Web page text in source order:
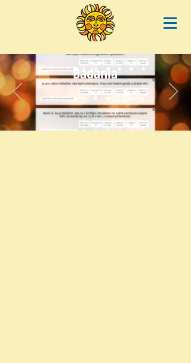
Badania